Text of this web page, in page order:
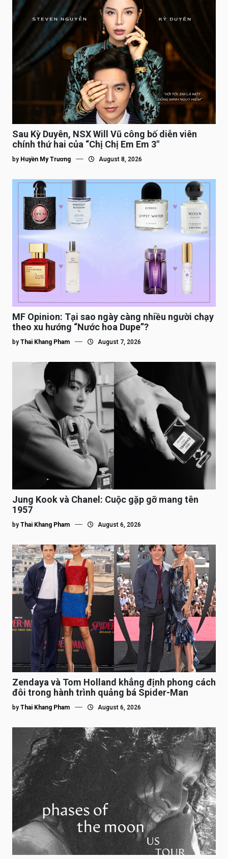
Sau Kỳ Duyên, NSX Will Vũ công bố diễn viên
chính thứ hai của “Chị Chị Em Em 3″
by Huyền My Trương August 8, 2026
MF Opinion: Tại sao ngày càng nhiều người chạy
theo xu hướng “Nước hoa Dupe”?
by Thai Khang Pham August 7, 2026
Jung Kook và Chanel: Cuộc gặp gỡ mang tên
1957
by Thai Khang Pham August 6, 2026
Zendaya và Tom Holland khẳng định phong cách
đôi trong hành trình quảng bá Spider-Man
by Thai Khang Pham August 6, 2026